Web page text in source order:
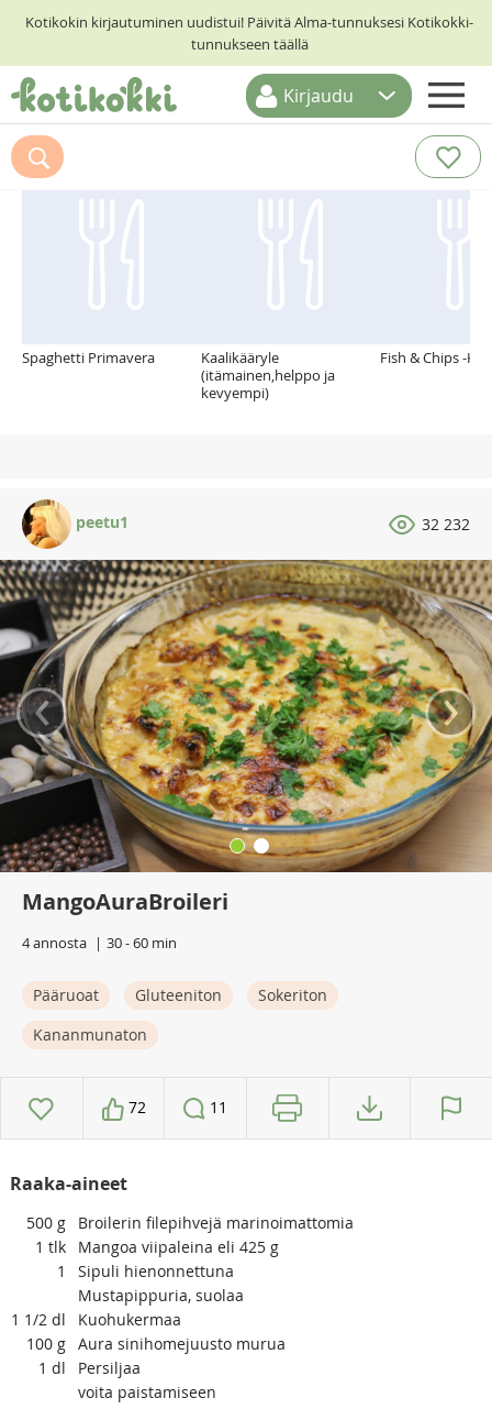
Kotikokin kirjautuminen uudistui! Päivitä Alma-tunnuksesi Kotikokki-
tunnukseen täällä
ETUSIVU
RESEPTIHAKU
Kirjaudu
Suosittelemme myös
Spaghetti Primavera
Kaalikääryle
(itämainen,helppo ja
kevyempi)
Fish & Chips -
peetu1 32 232
‹ ›
MangoAuraBroileri
4 annosta 30 - 60 min
Pääruoat Gluteeniton
Sokeriton
Kananmunaton
72 11
Raaka-aineet
500 g
Broilerin filepihvejä marinoimattomia
1 tlk
Mangoa viipaleina eli 425 g
1
Sipuli hienonnettuna
Mustapippuria, suolaa
1 1/2 dl
Kuohukermaa
100 g Aura sinihomejuusto murua
1 dl
Persiljaa
voita paistamiseen